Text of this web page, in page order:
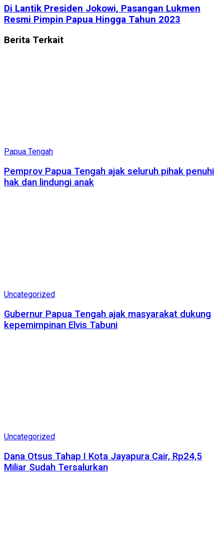
Di Lantik Presiden Jokowi, Pasangan Lukmen
Resmi Pimpin Papua Hingga Tahun 2023
Berita Terkait
Papua Tengah
Pemprov Papua Tengah ajak seluruh pihak penuhi
hak dan lindungi anak
Uncategorized
Gubernur Papua Tengah ajak masyarakat dukung
kepemimpinan Elvis Tabuni
Uncategorized
Dana Otsus Tahap I Kota Jayapura Cair, Rp24,5
Miliar Sudah Tersalurkan